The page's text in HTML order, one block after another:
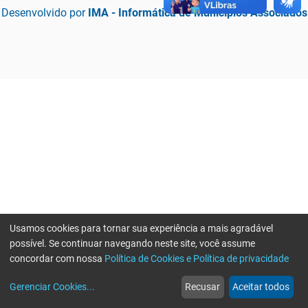
Desenvolvido por IMA - Informática de Municípios Associados
web
Notícias
more_horiz
Mais
Usamos cookies para tornar sua experiência a mais agradável
possível. Se continuar navegando neste site, você assume
concordar com nossa Política de Cookies e Política de privacidade
Gerenciar Cookies... Recusar Aceitar todos
Erro ao enviar informações, por favor tente novamente